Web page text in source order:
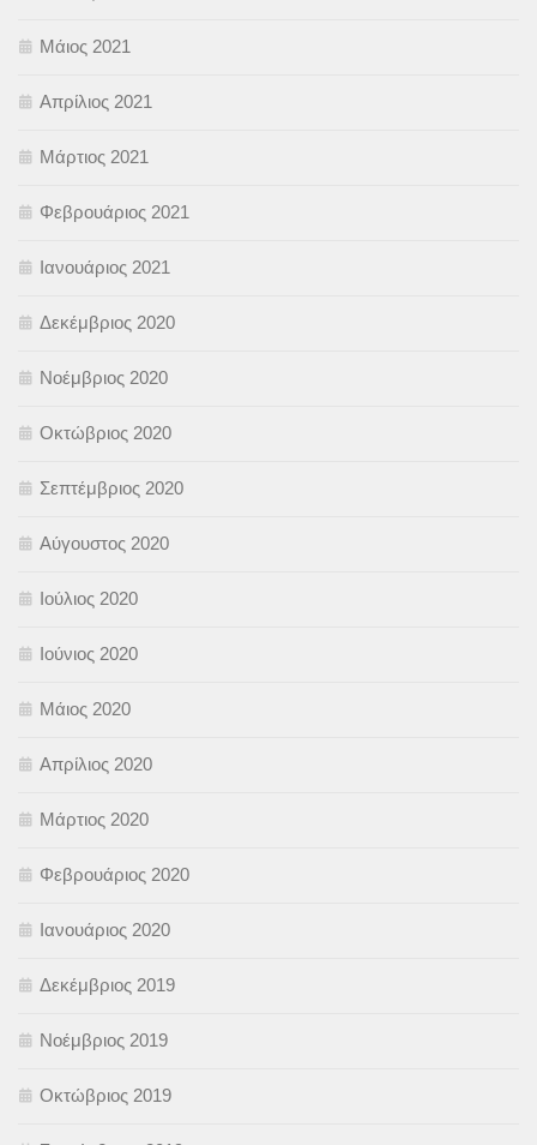
Μάιος 2021
Απρίλιος 2021
Μάρτιος 2021
Φεβρουάριος 2021
Ιανουάριος 2021
Δεκέμβριος 2020
Νοέμβριος 2020
Οκτώβριος 2020
Σεπτέμβριος 2020
Αύγουστος 2020
Ιούλιος 2020
Ιούνιος 2020
Μάιος 2020
Απρίλιος 2020
Μάρτιος 2020
Φεβρουάριος 2020
Ιανουάριος 2020
Δεκέμβριος 2019
Νοέμβριος 2019
Οκτώβριος 2019